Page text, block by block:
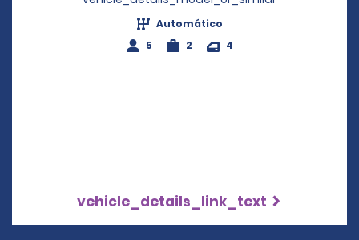
Automático
5
2 4
vehicle_details_link_text